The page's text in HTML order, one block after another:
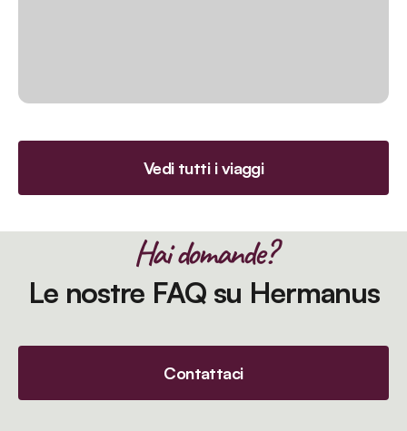
Vedi tutti i viaggi
Hai domande?
Le nostre FAQ su Hermanus
Contattaci